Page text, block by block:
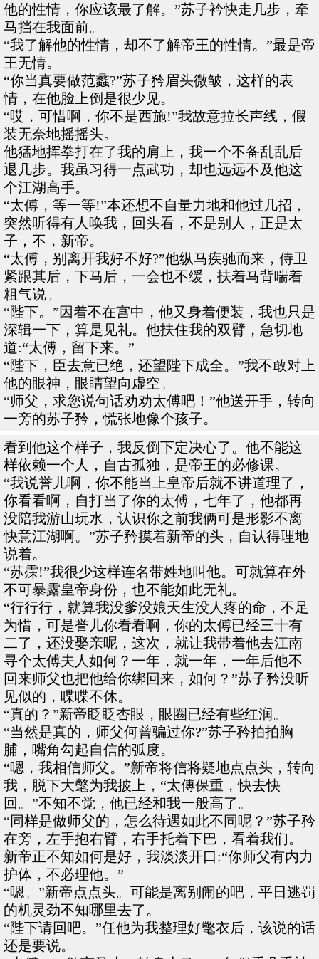
他的性情，你应该最了解。”苏子衿快走几步，牵
马挡在我面前。
“我了解他的性情，却不了解帝王的性情。”最是帝
王无情。
“你当真要做范蠡?”苏子矜眉头微皱，这样的表
情，在他脸上倒是很少见。
“哎，可惜啊，你不是西施!”我故意拉长声线，假
装无奈地摇摇头。
他猛地挥拳打在了我的肩上，我一个不备乱乱后
退几步。我虽习得一点武功，却也远远不及他这
个江湖高手。
“太傅，等一等!”本还想不自量力地和他过几招，
突然听得有人唤我，回头看，不是别人，正是太
子，不，新帝。
“太傅，别离开我好不好?”他纵马疾驰而来，侍卫
紧跟其后，下马后，一会也不缓，扶着马背喘着
粗气说。
“陛下。”因着不在宫中，他又身着便装，我也只是
深辑一下，算是见礼。他扶住我的双臂，急切地
道:“太傅，留下来。”
“陛下，臣去意已绝，还望陛下成全。”我不敢对上
他的眼神，眼睛望向虚空。
“师父，求您说句话劝劝太傅吧！”他送开手，转向
一旁的苏子矜，慌张地像个孩子。
看到他这个样子，我反倒下定决心了。他不能这
样依赖一个人，自古孤独，是帝王的必修课。
“我说誉儿啊，你不能当上皇帝后就不讲道理了，
你看看啊，自打当了你的太傅，七年了，他都再
没陪我游山玩水，认识你之前我俩可是形影不离
快意江湖啊。”苏子矜摸着新帝的头，自认得理地
说着。
“苏霂!”我很少这样连名带姓地叫他。可就算在外
不可暴露皇帝身份，也不能如此无礼。
“行行行，就算我没爹没娘天生没人疼的命，不足
为惜，可是誉儿你看看啊，你的太傅已经三十有
二了，还没娶亲呢，这次，就让我带着他去江南
寻个太傅夫人如何？一年，就一年，一年后他不
回来师父也把他给你绑回来，如何？”苏子矜没听
见似的，喋喋不休。
“真的？”新帝眨眨杏眼，眼圈已经有些红润。
“当然是真的，师父何曾骗过你?”苏子矜拍拍胸
脯，嘴角勾起自信的弧度。
“嗯，我相信师父。”新帝将信将疑地点点头，转向
我，脱下大氅为我披上，“太傅保重，快去快
回。”不知不觉，他已经和我一般高了。
“同样是做师父的，怎么待遇如此不同呢？”苏子矜
在旁，左手抱右臂，右手托着下巴，看着我们。
新帝正不知如何是好，我淡淡开口:“你师父有内力
护体，不必理他。”
“嗯。”新帝点点头。可能是离别闹的吧，平日逃罚
的机灵劲不知哪里去了。
“陛下请回吧。”任他为我整理好氅衣后，该说的话
还是要说。